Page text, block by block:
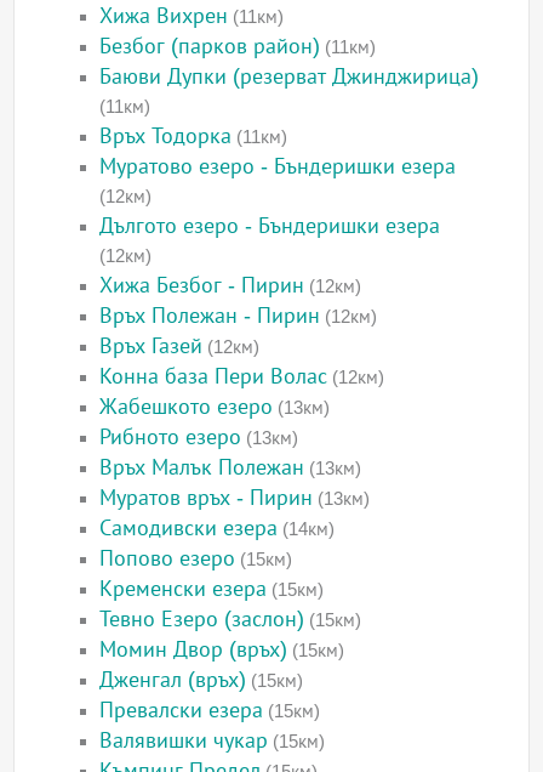
Хижа Вихрен (11км)
Безбог (парков район) (11км)
Баюви Дупки (резерват Джинджирица)
(11км)
Връх Тодорка (11км)
Муратово езеро - Бъндеришки езера
(12км)
Дългото езеро - Бъндеришки езера
(12км)
Хижа Безбог - Пирин (12км)
Връх Полежан - Пирин (12км)
Връх Газей (12км)
Конна база Пери Волас (12км)
Жабешкото езеро (13км)
Рибното езеро (13км)
Връх Малък Полежан (13км)
Муратов връх - Пирин (13км)
Самодивски езера (14км)
Попово езеро (15км)
Кременски езера (15км)
Тевно Езеро (заслон) (15км)
Момин Двор (връх) (15км)
Дженгал (връх) (15км)
Превалски езера (15км)
Валявишки чукар (15км)